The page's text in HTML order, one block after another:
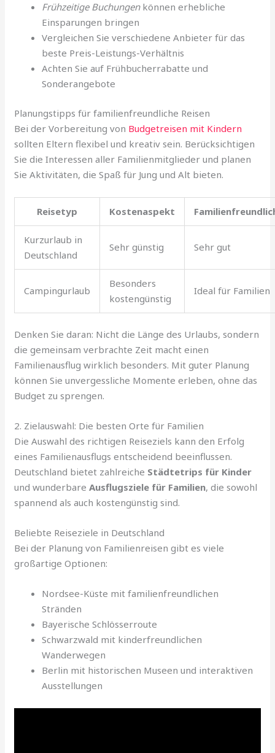
Frühzeitige Buchungenkönnen erhebliche
Einsparungen bringen
Vergleichen Sie verschiedene Anbieter für das
beste Preis-Leistungs-Verhältnis
Achten Sie auf Frühbucherrabatte und
Sonderangebote
Planungstipps für familienfreundliche Reisen
Bei der Vorbereitung von Budgetreisen mit Kindern
sollten Eltern flexibel und kreativ sein. Berücksichtigen
Sie die Interessen aller Familienmitglieder und planen
Sie Aktivitäten, die Spaß für Jung und Alt bieten.
Reisetyp Kostenaspekt
Kurzurlaub in
Deutschland
Sehr günstig Sehr gut
Campingurlaub
Besonders
kostengünstig
Ideal für Familien
Denken Sie daran: Nicht die Länge des Urlaubs, sondern
die gemeinsam verbrachte Zeit macht einen
Familienausflug wirklich besonders. Mit guter Planung
können Sie unvergessliche Momente erleben, ohne das
Budget zu sprengen.
2. Zielauswahl: Die besten Orte für Familien
Die Auswahl des richtigen Reiseziels kann den Erfolg
eines Familienausflugs entscheidend beeinflussen.
Deutschland bietet zahlreiche Städtetrips für Kinder
und wunderbareAusflugsziele für Familien, die sowohl
spannend als auch kostengünstig sind.
Beliebte Reiseziele in Deutschland
Bei der Planung von Familienreisen gibt es viele
großartige Optionen:
Nordsee-Küste mit familienfreundlichen
Stränden
Bayerische Schlösserroute
Schwarzwald mit kinderfreundlichen
Wanderwegen
Berlin mit historischen Museen und interaktiven
Ausstellungen